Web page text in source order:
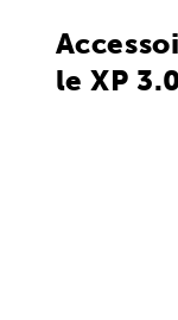
le XP